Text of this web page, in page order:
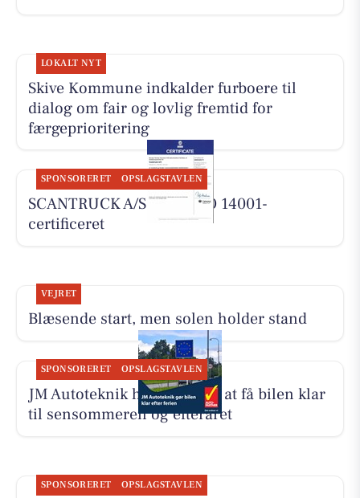
LOKALT NYT
Skive Kommune indkalder furboere til
dialog om fair og lovlig fremtid for
færgeprioritering
SPONSORERET OPSLAGSTAVLEN
SCANTRUCK A/S er nu ISO 14001-
certificeret
VEJRET
Blæsende start, men solen holder stand
SPONSORERET OPSLAGSTAVLEN
JM Autoteknik hjælper med at få bilen klar
til sensommeren og efteråret
SPONSORERET OPSLAGSTAVLEN